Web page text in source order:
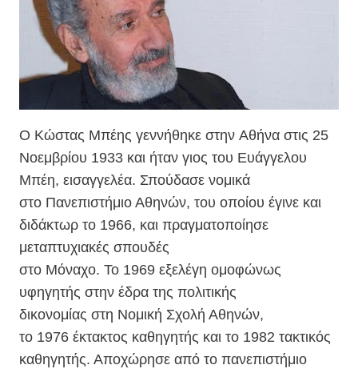
Ο Κώστας Μπέης γεννήθηκε στην Αθήνα στις 25
Νοεμβρίου 1933 και ήταν γιος του Ευάγγελου
Μπέη, εισαγγελέα. Σπούδασε νομικά
στο Πανεπιστήμιο Αθηνών, του οποίου έγινε και
διδάκτωρ το 1966, και πραγματοποίησε
μεταπτυχιακές σπουδές
στο Μόναχο. Το 1969 εξελέγη ομοφώνως
υφηγητής στην έδρα της πολιτικής
δικονομίας στη Νομική Σχολή Αθηνών,
το 1976 έκτακτος καθηγητής και το 1982 τακτικός
καθηγητής. Αποχώρησε από το πανεπιστήμιο